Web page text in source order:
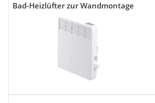
Bad-Heizlüfter zur Wandmontage